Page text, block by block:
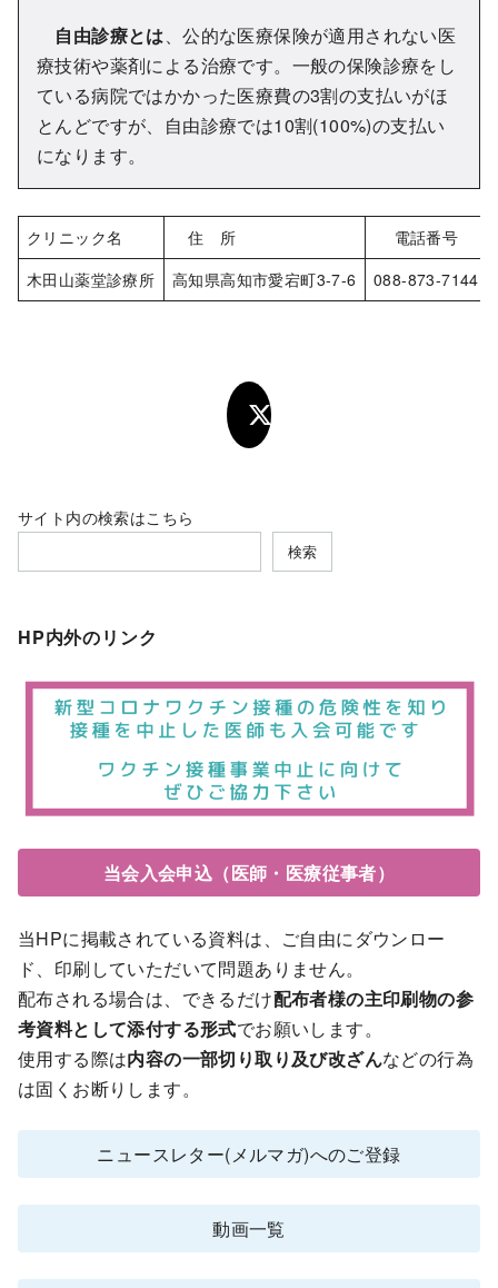
自由診療とは 、公的な医療保険が適用されない医
療技術や薬剤による治療です。一般の保険診療をし
ている病院ではかかった医療費の3割の支払いがほ
とんどですが、自由診療では10割(100%)の支払い
になります。
クリニック名 住 所
電話番号
木田山薬堂診療所
高知県高知市愛宕町3-7-6 088-873-7144
サイト内の検索はこちら
検索
HP内外のリンク
当会入会申込（医師・医療従事者）
当HPに掲載されている資料は、ご自由にダウンロー
ド、印刷していただいて問題ありません。
配布される場合は、できるだけ配布者様の主印刷物の参
考資料として添付する形式でお願いします。
使用する際は内容の一部切り取り及び改ざんなどの行為
は固くお断りします。
ニュースレター(メルマガ)へのご登録
動画一覧